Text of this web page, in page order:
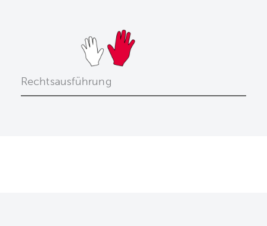
Rechtsausführung